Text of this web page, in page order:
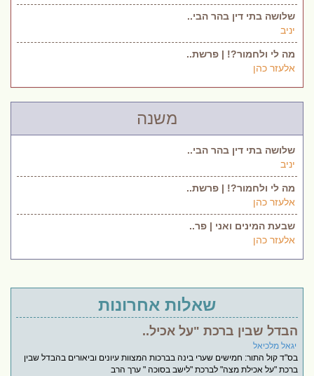
שלושה בתי דין בהר הבי..
יניב
מה לי ולחמור?! | פרשת..
אלעזר כהן
משנה
שלושה בתי דין בהר הבי..
יניב
מה לי ולחמור?! | פרשת..
אלעזר כהן
שבעת המינים ואני | פר..
אלעזר כהן
שאלות אחרונות
הבדל שבין ברכת "על אכיל..
יגאל מלכיאל
בס"ד קול התור: חמישים שערי בינה בברכות המצוות עיונים וביאורים בהבדל שבין
ברכת "על אכילת מצה" לברכת "לישב בסוכה " ערך הרב